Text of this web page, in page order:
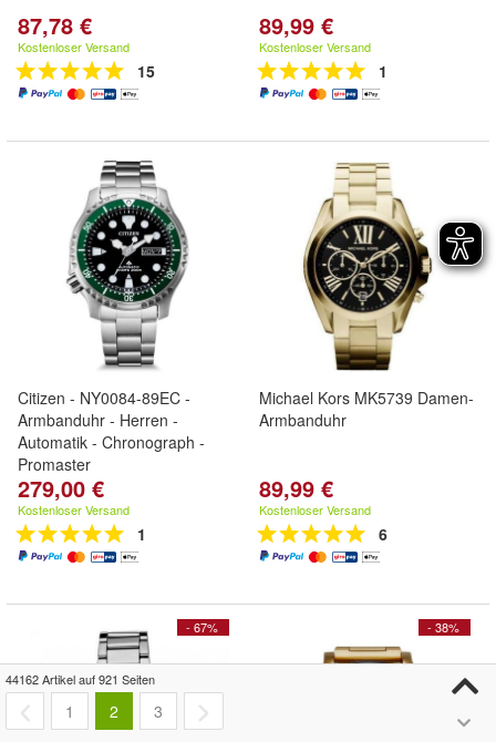
87,78 €
Kostenloser Versand
15
89,99 €
Kostenloser Versand
1
Citizen - NY0084-89EC -
Armbanduhr - Herren -
Automatik - Chronograph -
Promaster
279,00 €
Kostenloser Versand
1
Michael Kors MK5739 Damen-
Armbanduhr
89,99 €
Kostenloser Versand
6
- 67% - 38%
44162 Artikel auf 921 Seiten
1 2 3